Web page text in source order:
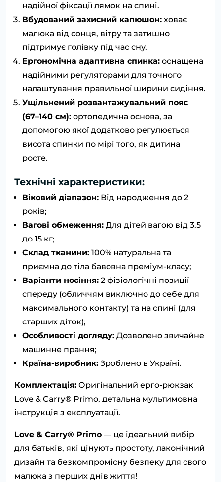
надійної фіксації лямок на спині.
Вбудований захисний капюшон: ховає
малюка від сонця, вітру та затишно
підтримує голівку під час сну.
Ергономічна адаптивна спинка: оснащена
надійними регуляторами для точного
налаштування правильної ширини сидіння.
Ущільнений розвантажувальний пояс
(67–140 см): ортопедична основа, за
допомогою якої додатково регулюється
висота спинки по мірі того, як дитина
росте.
Технічні характеристики:
Віковий діапазон: Від народження до 2
років;
Вагові обмеження: Для дітей вагою від 3.5
до 15 кг;
Склад тканини: 100% натуральна та
приємна до тіла бавовна преміум-класу;
Варіанти носіння: 2 фізіологічні позиції —
спереду (обличчям виключно до себе для
максимального контакту) та на спині (для
старших діток);
Особливості догляду: Дозволено звичайне
машинне прання;
Країна-виробник: Зроблено в Україні.
Комплектація: Оригінальний ерго-рюкзак
Love & Carry® Primo, детальна мультимовна
інструкція з експлуатації.
Love & Carry® Primo — це ідеальний вибір
для батьків, які цінують простоту, лаконічний
дизайн та безкомпромісну безпеку для свого
малюка з перших днів життя!